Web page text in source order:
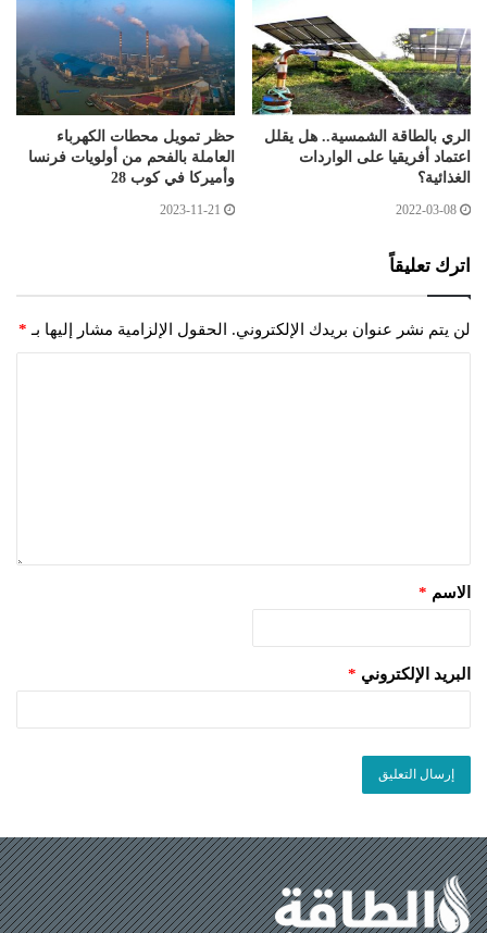
الري بالطاقة الشمسية.. هل يقلل
اعتماد أفريقيا على الواردات
الغذائية؟
2022-03-08
حظر تمويل محطات الكهرباء
العاملة بالفحم من أولويات فرنسا
وأميركا في كوب 28
2023-11-21
اترك تعليقاً
لن يتم نشر عنوان بريدك الإلكتروني. الحقول الإلزامية مشار إليها بـ *
الاسم *
البريد الإلكتروني *